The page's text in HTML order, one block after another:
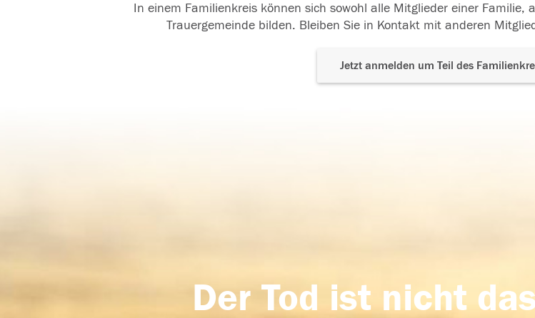
In einem Familienkreis können sich sowohl alle Mitglieder einer
Trauergemeinde bilden. Bleiben Sie in Kontakt mit anderen
Jetzt anmelden um Teil des
Der Tod ist nicht